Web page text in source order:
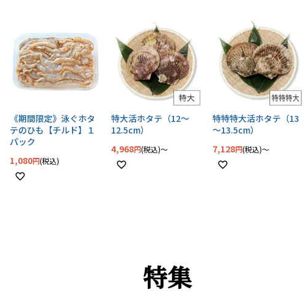
《期間限定》泳ぐホタ
テのひも【チルド】１
パック
1,080 税込
特大活ホタテ（12～
12.5cm）
4,968 税込 〜
特特特大活ホタテ（13
～13.5cm）
7,128 税込 〜
特集